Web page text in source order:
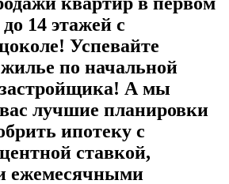
14 этажей с
Успевайте
по начальной
застройщика! А мы
лучшие планировки
ипотеку с
ставкой,
ежемесячными